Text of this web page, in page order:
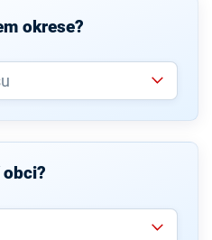
okrese?